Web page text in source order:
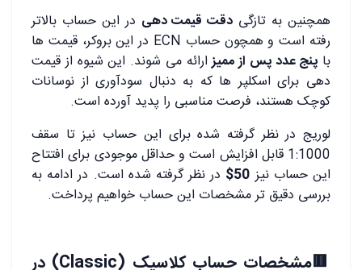
همچنین به تازگی دقت قیمت دهی در این حساب بالاتر
رفته است و همچون حساب ECN در این بروکر، قیمت ها
با پنج عدد پس از ممیزارائه می شوند. این شیوه از قیمت
دهی برای اسکلپر ها که به دنبال سودآوری از نوسانات
کوچک هستند، فرصت مناسبی را پدید آورده است.
لوریج در نظر گرفته شده برای این حساب نیز تا سقف
1:1000 قابل افزایش است و حداقل موجودی برای افتتاح
این حساب نیز 50$
در نظر گرفته شده است. در ادامه به
بررسی دقیق تر مشخصات این حساب خواهیم پرداخت.
🟥
مشخصات حساب کلاسیک (Classic) در